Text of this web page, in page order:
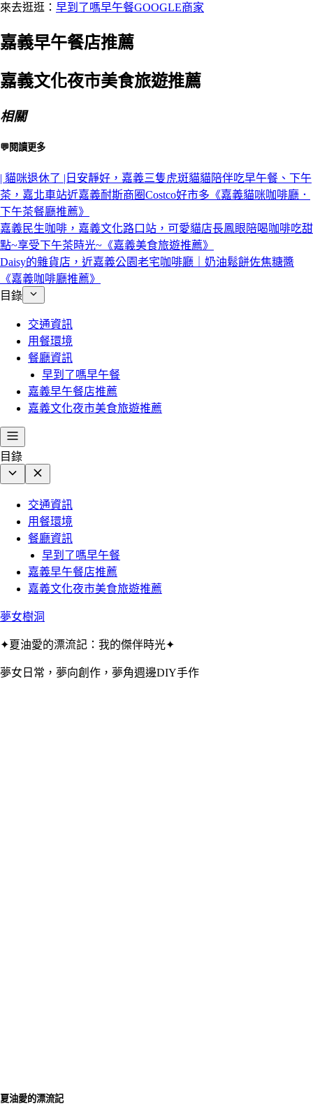
來去逛逛： 早到了嗎早午餐GOOGLE商家
嘉義早午餐店推薦
嘉義文化夜市美食旅遊推薦
相關
💬閱讀更多
| 貓咪退休了 |日安靜好，嘉義三隻虎斑貓貓陪伴吃早午餐、下午
茶，嘉北車站近嘉義耐斯商圈Costco好市多《嘉義貓咪咖啡廳．
下午茶餐廳推薦》
嘉義民生咖啡，嘉義文化路口站，可愛貓店長鳳眼陪喝咖啡吃甜
點~享受下午茶時光~《嘉義美食旅遊推薦》
Daisy的雜貨店，近嘉義公園老宅咖啡廳｜奶油鬆餅佐焦糖醬
《嘉義咖啡廳推薦》
目錄
交通資訊
用餐環境
餐廳資訊
早到了嗎早午餐
嘉義早午餐店推薦
嘉義文化夜市美食旅遊推薦
目錄
交通資訊
用餐環境
餐廳資訊
早到了嗎早午餐
嘉義早午餐店推薦
嘉義文化夜市美食旅遊推薦
夢女樹洞
✦夏油愛的漂流記：我的傑伴時光✦
夢女日常，夢向創作，夢角週邊DIY手作
夏油愛的漂流記